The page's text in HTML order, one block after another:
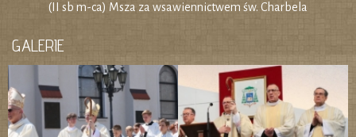
(II sb m-ca) Msza za wsawiennictwem św. Charbela
GALERIE